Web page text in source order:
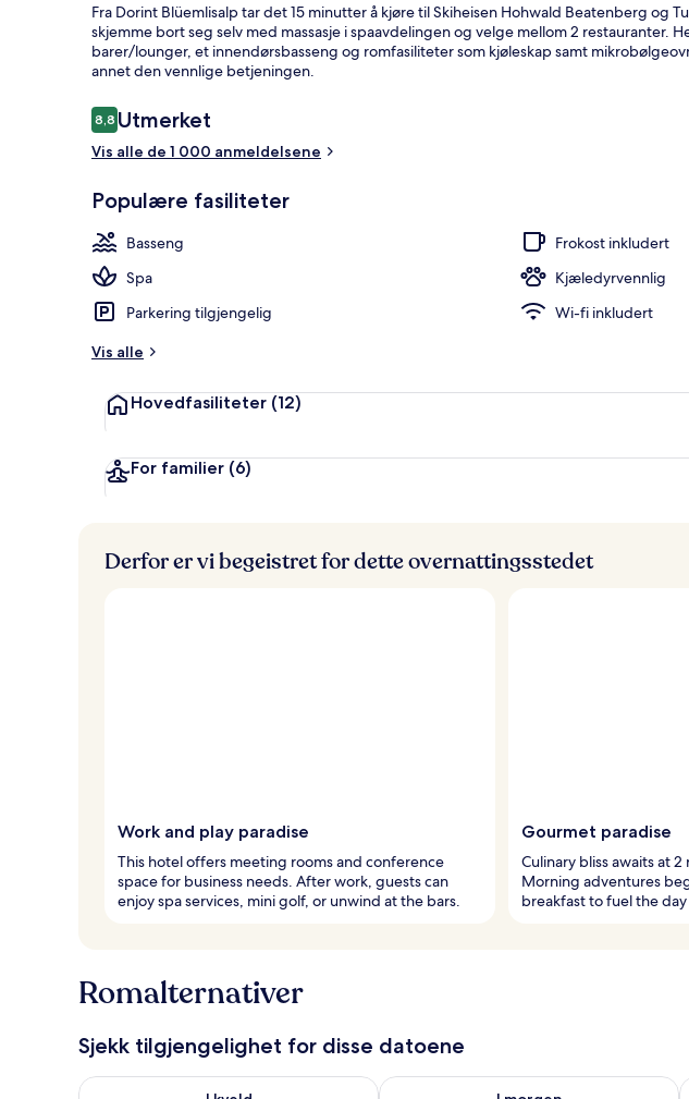
Fra Dorint Blüemlisalp tar det 15 minutter å kjøre til Skiheisen Hohwald Beatenberg og
skjemme bort seg selv med massasje i spaavdelingen og velge mellom 2 restauranter.
barer/lounger, et innendørsbasseng og romfasiliteter som kjøleskap samt
annet den vennlige betjeningen.
Anmeldelser
8,88,8 av 10 –
Utmerket
Vis alle de 1 000 anmeldelsene
Populære fasiliteter
Basseng
Frokost inkludert
Spa
Kjæledyrvennlig
Parkering tilgjengelig
Wi-fi inkludert
Vis alle
Hovedfasiliteter (12)
For familier (6)
Derfor er vi begeistret for dette overnattingsstedet
Work and play paradise
This hotel offers meeting rooms and conference
space for business needs. After work, guests can
enjoy spa services, mini golf, or unwind at the bars.
Gourmet paradise
Culinary bliss awaits at
Morning adventures
breakfast to fuel the
Romalternativer
Sjekk tilgjengelighet for disse datoene
Sjekk tilgjengelighet for i kveld, aug. 7 - aug. 8Sjekk tilgjengelighet for i morgen, aug.